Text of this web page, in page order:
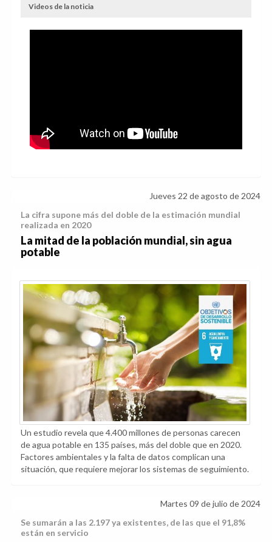
Videos de la noticia
Jueves 22 de agosto de 2024
La cifra supone más del doble de la estimación mundial
realizada en 2020
La mitad de la población mundial, sin agua
potable
Un estudio revela que 4.400 millones de personas carecen
de agua potable en 135 países, más del doble que en 2020.
Factores ambientales y la falta de datos complican una
situación, que requiere mejorar los sistemas de seguimiento.
Martes 09 de julio de 2024
Se sumarán a las 2.197 ya existentes, de las que el 91,8%
están en servicio